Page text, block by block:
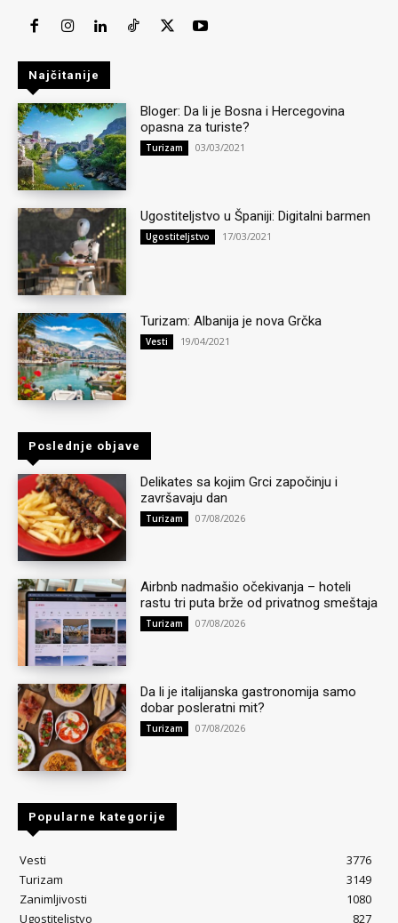
Najčitanije
Bloger: Da li je Bosna i Hercegovina
opasna za turiste?
Turizam 03/03/2021
Ugostiteljstvo u Španiji: Digitalni barmen
Ugostiteljstvo 17/03/2021
Turizam: Albanija je nova Grčka
Vesti 19/04/2021
Poslednje objave
Delikates sa kojim Grci započinju i
završavaju dan
Turizam 07/08/2026
Airbnb nadmašio očekivanja – hoteli
rastu tri puta brže od privatnog smeštaja
Turizam 07/08/2026
Da li je italijanska gastronomija samo
dobar posleratni mit?
Turizam 07/08/2026
Popularne kategorije
Vesti
3776
Turizam
3149
Zanimljivosti
1080
Ugostiteljstvo
827